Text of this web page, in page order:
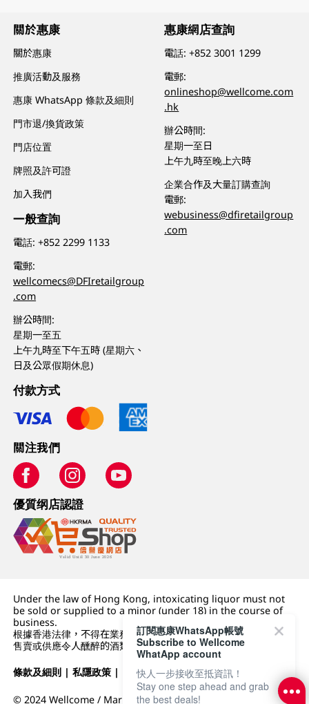
關於惠康
關於惠康
推廣活動及服務
惠康 WhatsApp 條款及細則
門市退/換貨政策
門店位置
牌照及許可證
加入我們
一般查詢
電話:+852 2299 1133
電郵:
wellcomecs@DFIretailgroup
.com
辦公時間:
星期一至五
上午九時至下午五時 (星期六、
日及公眾假期休息)
惠康網店查詢
電話:+852 3001 1299
電郵:
onlineshop@wellcome.com
.hk
辦公時間:
星期一至日
上午九時至晚上六時
企業合作及大量訂購查詢
電郵:
webusiness@dfiretailgroup
.com
付款方式
關注我們
優質纲店認證
Under the law of Hong Kong, intoxicating liquor must not
be sold or supplied to a minor (under 18) in the course of
business.
根據香港法律，不得在業務過程中，向未成年人 (18 歲以下人士)
售賣或供應令人醺醉的酒類。
條款及細則 |私隱政策 | DFI零售集團
© 2024 Wellcome / Market Place. The Dairy Farm Company
訂閱惠康WhatsApp帳號
Subscribe to Wellcome
WhatApp account
快人一步接收至抵資訊！
Stay one step ahead and grab
the best deals!